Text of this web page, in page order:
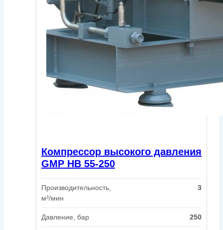
Компрессор высокого давления
GMP HB 55-250
Производительность,
м³/мин
3
Давление, бар 250